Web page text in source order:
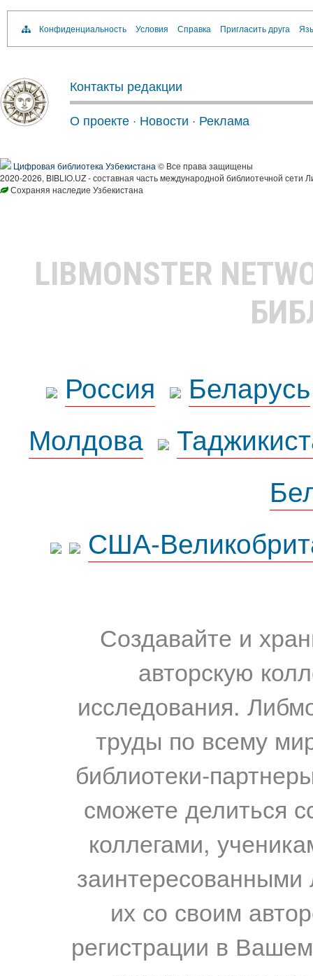
Конфиденциальность Условия Справка Пригласить друга
Контакты редакции
О проекте · Новости · Реклама
Цифровая библиотека Узбекистана © Все права защищены
2020-2026, BIBLIO.UZ - составная часть международной библиотечной сети
Сохраняя наследие Узбекистана
LIBMONSTER
Россия
Беларусь
Молдова
США-
Создавайте и
авторскую
исследования.
труды по всему
библиотеки-
сможете делиться
коллегами,
их со своим
регистрации в